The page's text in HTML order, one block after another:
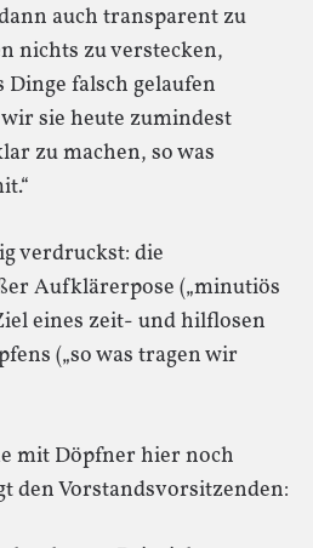
auch transparent zu
nichts zu verstecken,
falsch gelaufen
sie heute zumindest
zu machen, so was
verdruckst: die
Aufklärerpose („minutiös
eines zeit- und hilflosen
(„so was tragen wir
mit Döpfner hier noch
den Vorstandsvorsitzenden: